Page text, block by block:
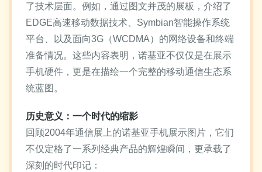
了技术层面。例如，通过图文并茂的展板，介绍了
EDGE高速移动数据技术、Symbian智能操作系统
平台、以及面向3G（WCDMA）的网络设备和终端
准备情况。这些内容表明，诺基亚不仅仅是在展示
手机硬件，更是在描绘一个完整的移动通信生态系
统蓝图。
历史意义：一个时代的缩影
回顾2004年通信展上的诺基亚手机展示图片，它们
不仅定格了一系列经典产品的辉煌瞬间，更承载了
深刻的时代印记：